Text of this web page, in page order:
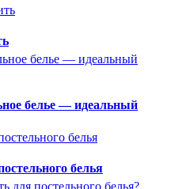
белье — идеальный
белья